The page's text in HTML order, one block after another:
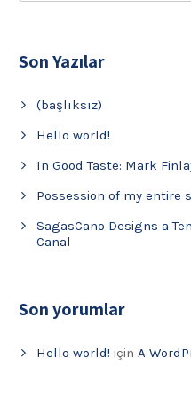
Son Yazılar
(başlıksız)
Hello world!
In Good Taste: Mark
Possession of my entire
SagasCano Designs a
Canal
Son yorumlar
Hello world! için A